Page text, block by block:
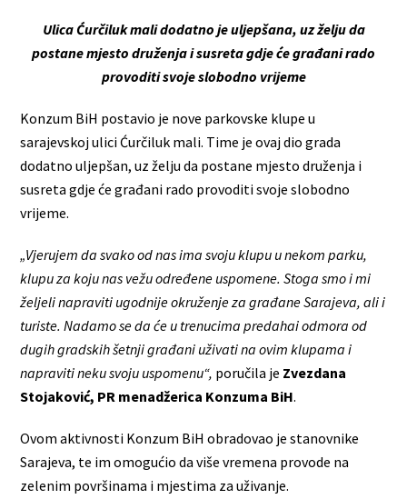
Ulica Ćurčiluk mali dodatno je uljepšana, uz želju da
postane mjesto druženja i susreta gdje će građani rado
provoditi svoje slobodno vrijeme
Konzum BiH postavio je nove parkovske klupe u
sarajevskoj ulici Ćurčiluk mali. Time je ovaj dio grada
dodatno uljepšan, uz želju da postane mjesto druženja i
susreta gdje će građani rado provoditi svoje slobodno
vrijeme.
„Vjerujem da svako od nas ima svoju klupu u nekom parku,
klupu za koju nas vežu određene uspomene. Stoga smo i mi
željeli napraviti ugodnije okruženje za građane Sarajeva, ali i
turiste. Nadamo se da će u trenucima predahai odmora od
dugih gradskih šetnji građani uživati na ovim klupama i
napraviti neku svoju uspomenu“, poručila je Zvezdana
Stojaković, PR menadžerica Konzuma BiH.
Ovom aktivnosti Konzum BiH obradovao je stanovnike
Sarajeva, te im omogućio da više vremena provode na
zelenim površinama i mjestima za uživanje.